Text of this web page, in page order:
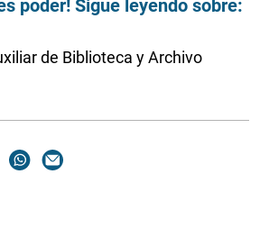
poder! Sigue leyendo sobre:
de Biblioteca y Archivo